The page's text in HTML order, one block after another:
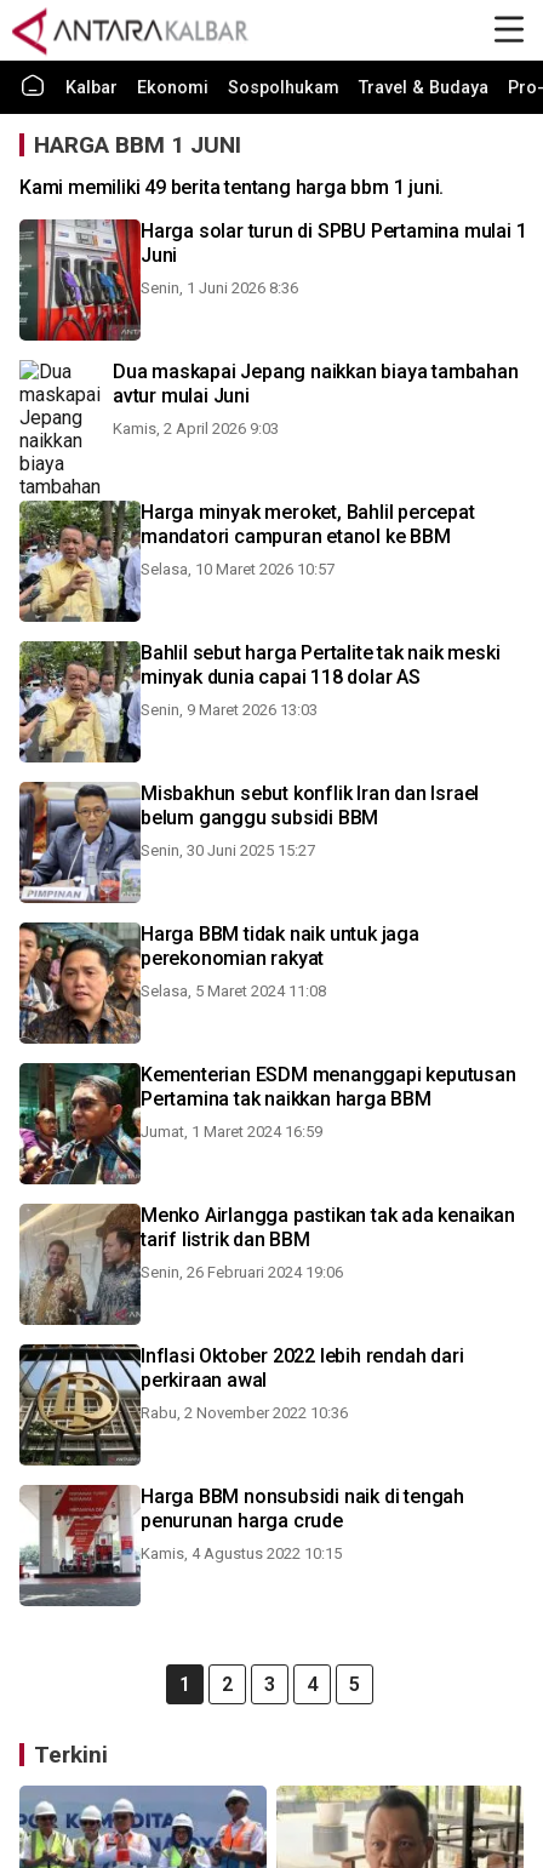
Kalbar Ekonomi Sospolhukam Travel & Budaya
HARGA BBM 1 JUNI
Kami memiliki 49 berita tentang harga bbm 1 juni.
Harga solar turun di SPBU Pertamina mulai 1
Juni
Senin, 1 Juni 2026 8:36
Dua maskapai Jepang naikkan biaya tambahan
avtur mulai Juni
Kamis, 2 April 2026 9:03
Harga minyak meroket, Bahlil percepat
mandatori campuran etanol ke BBM
Selasa, 10 Maret 2026 10:57
Bahlil sebut harga Pertalite tak naik meski
minyak dunia capai 118 dolar AS
Senin, 9 Maret 2026 13:03
Misbakhun sebut konflik Iran dan Israel
belum ganggu subsidi BBM
Senin, 30 Juni 2025 15:27
Harga BBM tidak naik untuk jaga
perekonomian rakyat
Selasa, 5 Maret 2024 11:08
Kementerian ESDM menanggapi keputusan
Pertamina tak naikkan harga BBM
Jumat, 1 Maret 2024 16:59
Menko Airlangga pastikan tak ada kenaikan
tarif listrik dan BBM
Senin, 26 Februari 2024 19:06
Inflasi Oktober 2022 lebih rendah dari
perkiraan awal
Rabu, 2 November 2022 10:36
Harga BBM nonsubsidi naik di tengah
penurunan harga crude
Kamis, 4 Agustus 2022 10:15
1 2 3 4 5
Terkini